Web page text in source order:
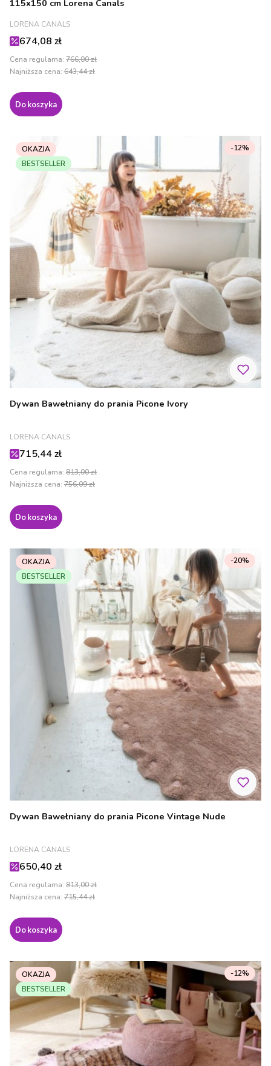
115x150 cm Lorena Canals
PRODUCENT
LORENA CANALS
Cena promocyjna
674,08 zł
Cena regularna: 766,00 zł
Najniższa cena: 643,44 zł
Do koszyka
OKAZJA
BESTSELLER
Dywan Bawełniany do prania Picone Ivory
PRODUCENT
LORENA CANALS
Cena promocyjna
715,44 zł
Cena regularna: 813,00 zł
-12%
Najniższa cena: 756,09 zł
Do koszyka
OKAZJA
BESTSELLER
Dywan Bawełniany do prania Picone Vintage Nude
PRODUCENT
LORENA CANALS
Cena promocyjna
650,40 zł
Cena regularna: 813,00 zł
-20%
Najniższa cena: 715,44 zł
Do koszyka
OKAZJA
BESTSELLER
-12%